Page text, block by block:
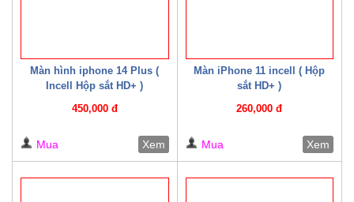
Màn hình iphone 14 Plus (
Incell Hộp sắt HD+ )
450,000 đ
Mua Xem
Màn iPhone 11 incell ( Hộp
sắt HD+ )
260,000 đ
Mua Xem